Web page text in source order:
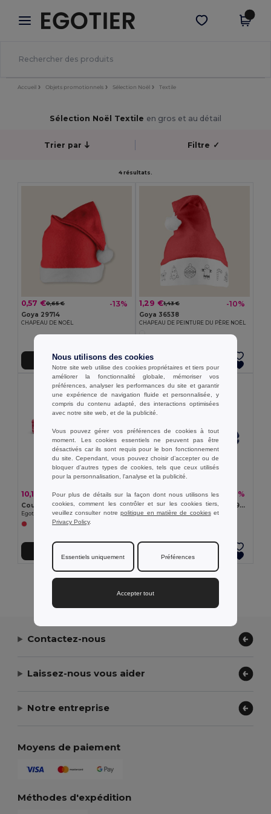
× Appli Egotier
Meilleurs prix sur l’app !
Obtenir l'appli
Accueil Objets promotionnels Sélection Noël Textile
Sélection Noël Textile en gros et au détail
Trier par Filtre ✓
4 résultats.
0,57 €0,65 € -13%
Goya 29714
CHAPEAU DE NOËL
Ajouter au Panier
1,29 €1,43 € -10%
Goya 36538
CHAPEAU DE PEINTURE DU PÈRE NOËL
Ajouter au Panier
10,18 € 17,43 € -42%
Couverture polaire
Egotier 99031
9,84 € 16,26 € -39%
TOSTI Couverture en RPET 190 gr/m²
GiftRetail CX1548
Contactez-nous
Laissez-nous vous aider
Notre entreprise
Moyens de paiement
Méthodes d'expédition
Nous utilisons des cookies
Notre site web utilise des cookies propriétaires et tiers pour
améliorer la fonctionnalité globale, mémoriser vos
préférences, analyser les performances du site et garantir
une expérience de navigation fluide et personnalisée, y
compris du contenu adapté, des interactions optimisées
avec notre site web, et de la publicité.
Vous pouvez gérer vos préférences de cookies à tout
moment. Les cookies essentiels ne peuvent pas être
désactivés car ils sont requis pour le bon fonctionnement
du site. Cependant, vous pouvez choisir d’accepter ou de
bloquer d'autres types de cookies, tels que ceux utilisés
pour la personnalisation, l'analyse et la publicité.
Pour plus de détails sur la façon dont nous utilisons les
cookies, comment les contrôler et sur les cookies tiers,
veuillez consulter notrepolitique en matière de cookieset
Privacy Policy.
Essentiels uniquement Préférences
Accepter tout